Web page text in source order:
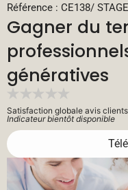
Référence : CE138/ STAGE
Gagner du
génératives
Satisfaction globale avis clients
Indicateur bientôt disponible